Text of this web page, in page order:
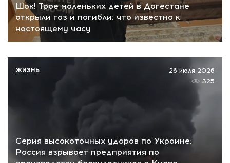
Шок! Трое маленьких детей в Дагестане
открыли газ и погибли: что известно к
настоящему часу
Серия высокоточных ударов по Украине:
Россия взрывает предприятия по
26 июля 2026
325
ЖИЗНЬ